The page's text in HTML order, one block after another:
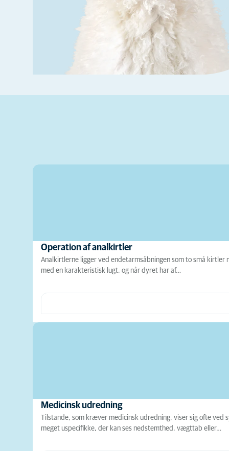
Operation af analkirtler
Analkirtlerne ligger ved endetarmsåbningen som to små kirtler
med en karakteristisk lugt, og når dyret har af…
Medicinsk udredning
Tilstande, som kræver medicinsk udredning, viser sig ofte
meget uspecifikke, der kan ses nedstemthed, vægttab eller…